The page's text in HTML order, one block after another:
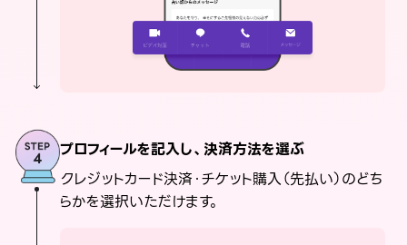
プロフィールを記入し、決済方法を選ぶ
クレジットカード決済・チケット購入（先払い）のどち
らかを選択いただけます。